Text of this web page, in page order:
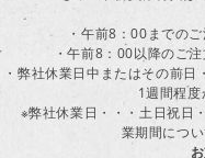
・午前8：00までの
・午前8：00以降のご
・弊社休業日中またはその前
1週間程度
※弊社休業日・・・土日祝日
業期間につ